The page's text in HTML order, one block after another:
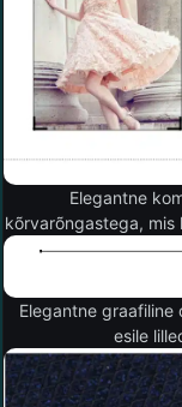
Elegantne
kõrvarõngastega, mis
Elegantne graafiline
esile